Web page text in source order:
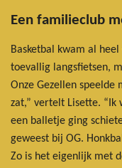
Een familieclub
Basketbal kwam al
toevallig langsfietsen,
Onze Gezellen speelde
zat,” vertelt Lisette.
een balletje ging
geweest bij OG.
Zo is het eigenlijk met